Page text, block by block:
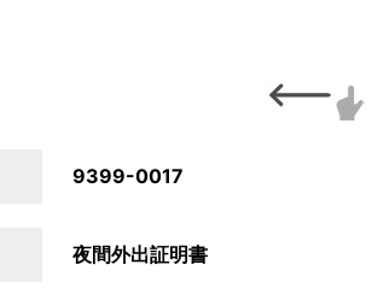
9399-0017
夜間外出証明書